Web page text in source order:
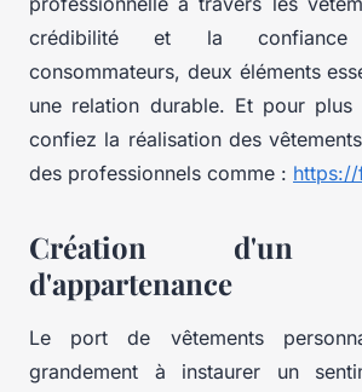
crédibilité et la
consommateurs, deux éléments
une relation durable. Et pour plus
confiez la réalisation des
des professionnels comme :
Création d'un
d'appartenance
Le port de vêtements
grandement à instaurer un